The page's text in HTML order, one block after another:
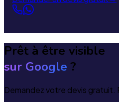
Prêt à être visible
sur Google ?
Demandez votre devis gratuit.